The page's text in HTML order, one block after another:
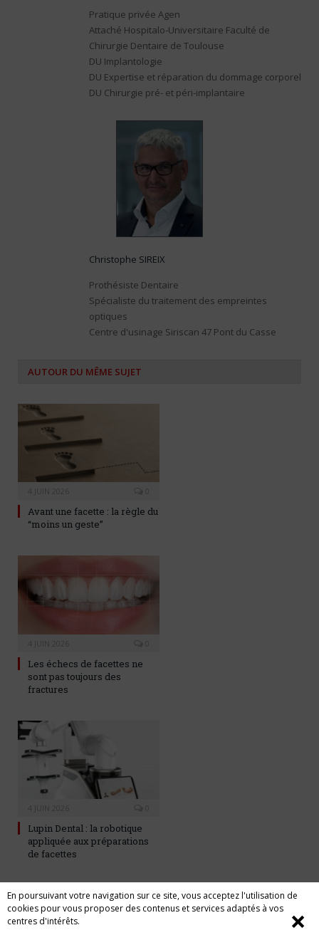
En poursuivant votre navigation sur ce site, vous acceptez l'utilisation de
cookies pour vous proposer des contenus et services adaptés à vos
centres d'intérêts.
❌
Pratique privée Agen
Attaché Hospitalo-Universitaire Faculté de
Chirurgie Dentaire de Toulouse
DU Implantologie
DU Expertise et réparation du dommage corporel
DU Chirurgie pré- et péri-implantaire
Christophe SIREIX
Prothésiste Dentaire
Spécialiste du traitement des empreintes
optiques
Centre d'usinage Siriscan 47 Pont du Casse
AUTOUR DU MÊME SUJET
Avant une facette : la règle du
“moins un geste”
Les échecs de facettes ne
sont pas toujours des
fractures
Lupin Dental : la robotique
appliquée aux préparations
de facettes
LAISSER UNE RÉPONSE